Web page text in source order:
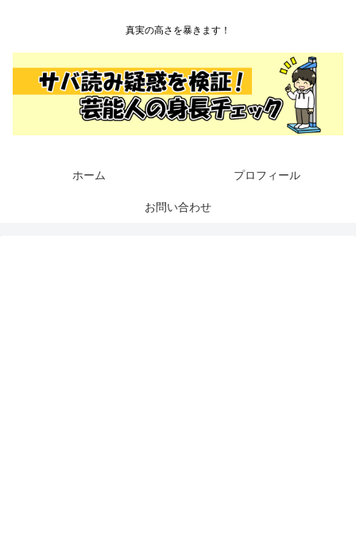
真実の高さを暴きます！
ホーム プロフィール
お問い合わせ